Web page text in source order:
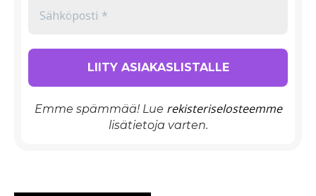
Emme spämmää! Lue rekisteriselosteemme
lisätietoja varten.